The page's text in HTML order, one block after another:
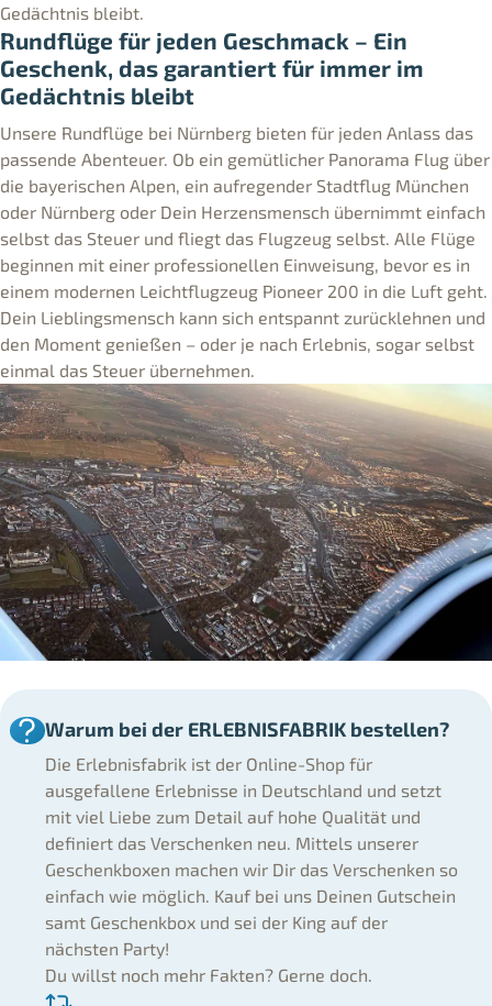
Gedächtnis bleibt.
Rundflüge für jeden Geschmack – Ein
Geschenk, das garantiert für immer im
Gedächtnis bleibt
Unsere Rundflüge bei Nürnberg bieten für jeden Anlass das
passende Abenteuer. Ob ein gemütlicher Panorama Flug über
die bayerischen Alpen, ein aufregender Stadtflug München
oder Nürnberg oder Dein Herzensmensch übernimmt einfach
selbst das Steuer und fliegt das Flugzeug selbst. Alle Flüge
beginnen mit einer professionellen Einweisung, bevor es in
einem modernen Leichtflugzeug Pioneer 200 in die Luft geht.
Dein Lieblingsmensch kann sich entspannt zurücklehnen und
den Moment genießen – oder je nach Erlebnis, sogar selbst
einmal das Steuer übernehmen.
Warum bei der ERLEBNISFABRIK bestellen?
Die Erlebnisfabrik ist der Online-Shop für
ausgefallene Erlebnisse in Deutschland und setzt
mit viel Liebe zum Detail auf hohe Qualität und
definiert das Verschenken neu. Mittels unserer
Geschenkboxen machen wir Dir das Verschenken so
einfach wie möglich. Kauf bei uns Deinen Gutschein
samt Geschenkbox und sei der King auf der
nächsten Party!
Du willst noch mehr Fakten? Gerne doch.